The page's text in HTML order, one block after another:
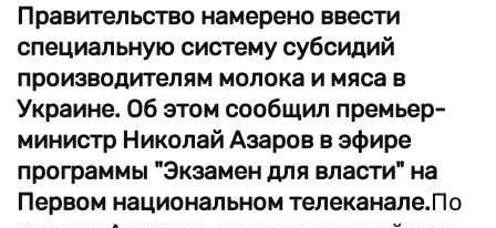
Правительство намерено ввести
специальную систему субсидий
производителям молока и мяса в
Украине. Об этом сообщил премьер-
министр Николай Азаров в эфире
программы "Экзамен для власти" на
Первом национальном телеканале.По